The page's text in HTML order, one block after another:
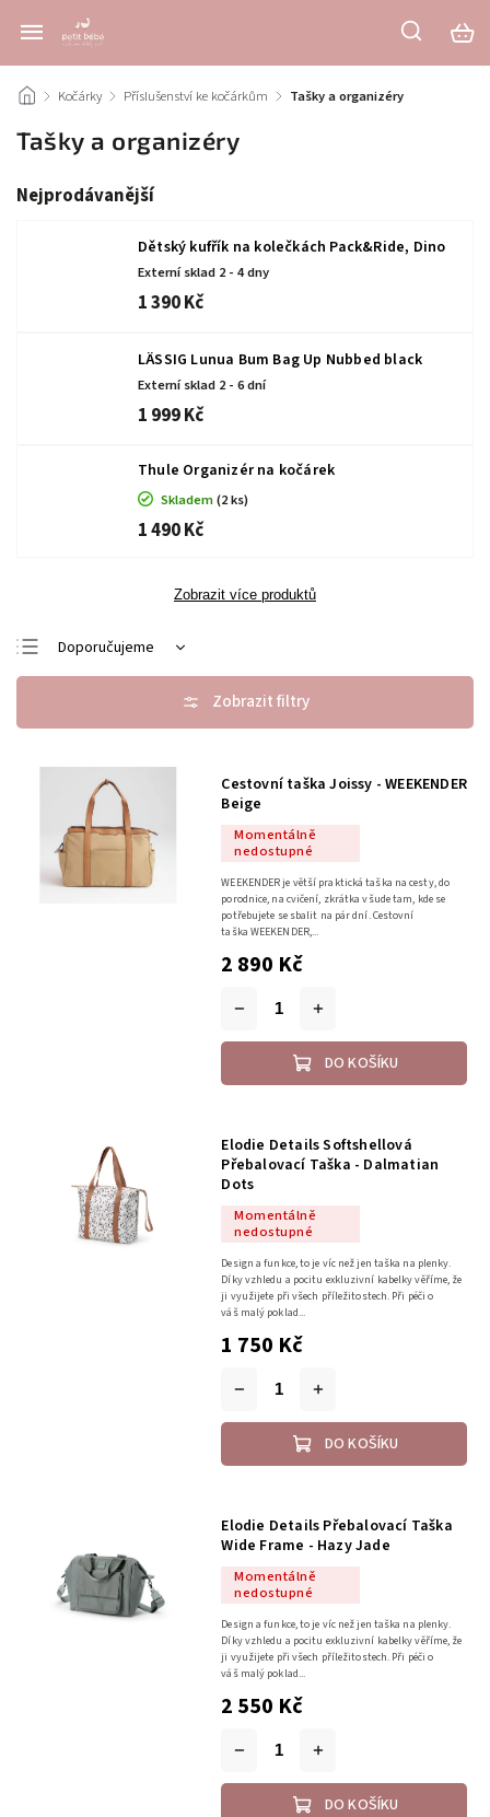
/ Kočárky / Příslušenství ke kočárkům / Tašky a organizéry
Tašky a organizéry
Nejprodávanější
Dětský kufřík na kolečkách Pack&Ride, Dino
Externí sklad 2 - 4 dny
1 390 Kč
LÄSSIG Lunua Bum Bag Up Nubbed black
Externí sklad 2 - 6 dní
1 999 Kč
Thule Organizér na kočárek
Skladem(2 ks)
1 490 Kč
Zobrazit více produktů
Doporučujeme
Nejlevnější
Abecedně
Cestovní taška Joissy - WEEKENDER
Beige
Momentálně
nedostupné
2 890 Kč
DO KOŠÍKU
WEEKENDER je větší praktická taška na cesty, do
porodnice, na cvičení, zkrátka všude tam, kde se
potřebujete se sbalit na pár dní. Cestovní
taška WEEKENDER,...
Elodie Details Softshellová
Přebalovací Taška - Dalmatian
Dots
Momentálně
nedostupné
1 750 Kč
DO KOŠÍKU
Design a funkce, to je víc než jen taška na plenky.
Díky vzhledu a pocitu exkluzivní kabelky věříme, že
ji využijete při všech příležitostech. Při péči o
váš malý poklad...
Elodie Details Přebalovací Taška
Wide Frame - Hazy Jade
Momentálně
nedostupné
2 550 Kč
DO KOŠÍKU
Design a funkce, to je víc než jen taška na plenky.
Díky vzhledu a pocitu exkluzivní kabelky věříme, že
ji využijete při všech příležitostech. Při péči o
váš malý poklad...